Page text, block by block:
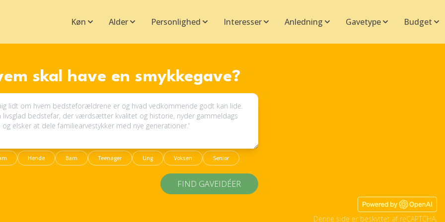
Køn Alder Personlighed Interesser Anledning Gavetype Budget
skal have en smykkegave?
Hende Barn Teenager Ung Voksen Senior
FIND GAVEIDÉER
Denne side er beskyttet af reCAPTCHA.